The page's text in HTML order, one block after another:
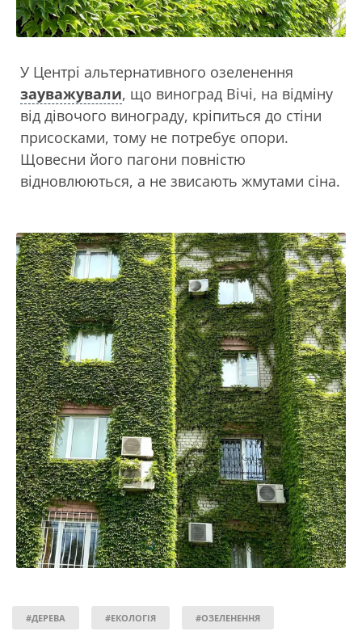
У Центрі альтернативного озеленення
зауважували, що виноград Вічі, на відміну
від дівочого винограду, кріпиться до стіни
присосками, тому не потребує опори.
Щовесни його пагони повністю
відновлюються, а не звисають жмутами сіна.
#ДЕРЕВА #ЕКОЛОГІЯ #ОЗЕЛЕНЕННЯ